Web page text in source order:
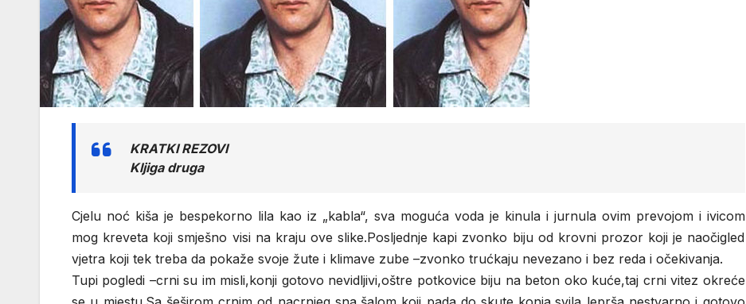
KRATKI REZOVI
Kljiga druga
Cjelu noć kiša je bespekorno lila kao iz „kabla“, sva moguća voda je kinula i jurnula ovim prevojom i ivicom
mog kreveta koji smješno visi na kraju ove slike.Posljednje kapi zvonko biju od krovni prozor koji je naočigled
vjetra koji tek treba da pokaže svoje žute i klimave zube –zvonko trućkaju nevezano i bez reda i očekivanja.
Tupi pogledi –crni su im misli,konji gotovo nevidljivi,oštre potkovice biju na beton oko kuće,taj crni vitez okreće